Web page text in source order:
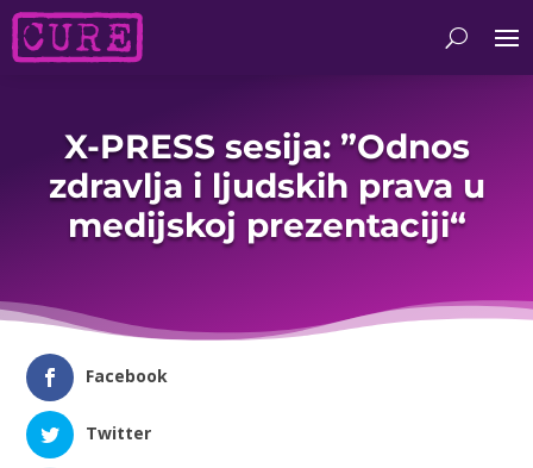
X-PRESS sesija: ”Odnos
zdravlja i ljudskih prava u
medijskoj prezentaciji“
Facebook
Twitter